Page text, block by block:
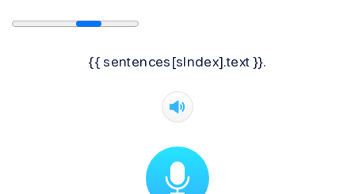
{{ sentences[sIndex].text }}.